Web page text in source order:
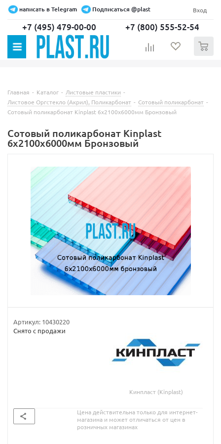
написать в Telegram Подписаться @plast Вход
+7 (495) 479-00-00 +7 (800) 555-52-54
Главная - Каталог - Листовые пластики -
Листовое Оргстекло (Акрил), Поликарбонат - Сотовый поликарбонат -
Сотовый поликарбонат Kinplast 6х2100х6000мм Бронзовый
Сотовый поликарбонат Kinplast
6х2100х6000мм Бронзовый
Артикул: 10430220
Снято с продажи
Кинпласт (Kinplast)
Цена действительна только для интернет-
магазина и может отличаться от цен в
розничных магазинах